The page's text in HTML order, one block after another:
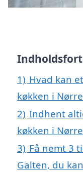
1) Hvad kan
køkken i
2) Indhent
køkken i
3) Få nemt 3
Galten, du